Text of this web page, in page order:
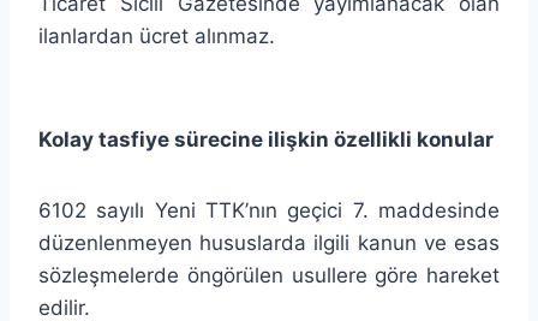
ilanlardan ücret alınmaz.
Kolay tasfiye sürecine ilişkin özellikli konular
6102 sayılı Yeni TTK’nın geçici 7. maddesinde
düzenlenmeyen hususlarda ilgili kanun ve esas
sözleşmelerde öngörülen usullere göre hareket
edilir.